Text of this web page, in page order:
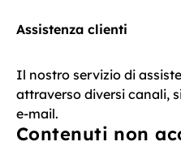
Assistenza clienti
Il nostro servizio di
attraverso diversi canali,
e-mail.
Contenuti non